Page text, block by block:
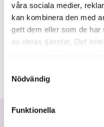
våra sociala medier,
kan kombinera den med
gett dem eller som de har
av deras tjänster. Det
Om du klickar på avvisa
eller delning av
förutom för kakor som är
ska fungera se mer under
Nödvändig
Funktionella